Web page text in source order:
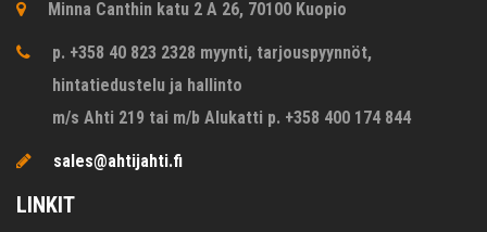
Minna Canthin katu 2 A 26, 70100 Kuopio
p. +358 40 823 2328 myynti, tarjouspyynnöt,
hintatiedustelu ja hallinto
m/s Ahti 219 tai m/b Alukatti p. +358 400 174 844
sales@ahtijahti.fi
LINKIT